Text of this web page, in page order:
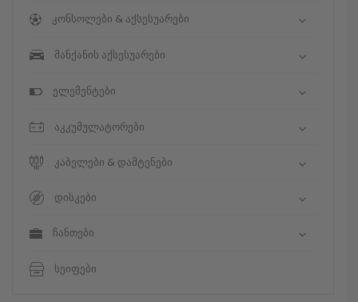
კონსოლები & აქსესუარები
მანქანის აქსესუარები
ელემენტები
აკკუმულატორები
კაბელები & დამტენები
დისკები
ჩანთები
სეიფები